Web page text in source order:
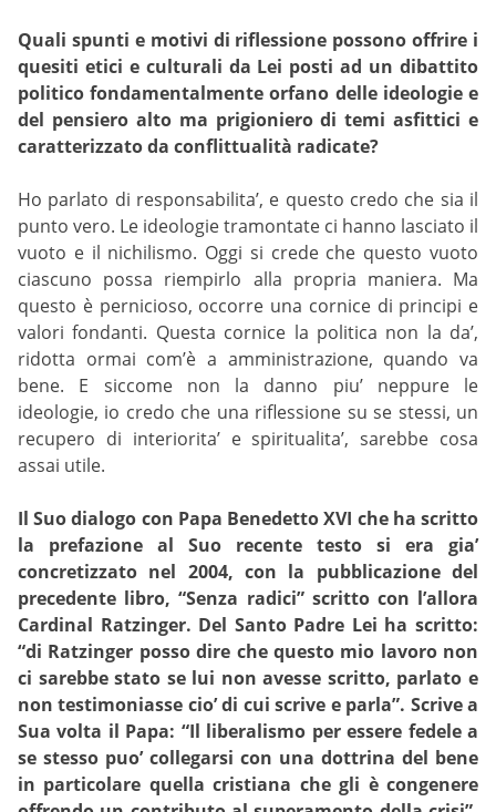
Quali spunti e motivi di riflessione possono offrire i
quesiti etici e culturali da Lei posti ad un dibattito
politico fondamentalmente orfano delle ideologie e
del pensiero alto ma prigioniero di temi asfittici e
caratterizzato da conflittualità radicate?
Ho parlato di responsabilita’, e questo credo che sia il
punto vero. Le ideologie tramontate ci hanno lasciato il
vuoto e il nichilismo. Oggi si crede che questo vuoto
ciascuno possa riempirlo alla propria maniera. Ma
questo è pernicioso, occorre una cornice di principi e
valori fondanti. Questa cornice la politica non la da’,
ridotta ormai com’è a amministrazione, quando va
bene. E siccome non la danno piu’ neppure le
ideologie, io credo che una riflessione su se stessi, un
recupero di interiorita’ e spiritualita’, sarebbe cosa
assai utile.
Il Suo dialogo con Papa Benedetto XVI che ha scritto
la prefazione al Suo recente testo si era gia’
concretizzato nel 2004, con la pubblicazione del
precedente libro, “Senza radici” scritto con l’allora
Cardinal Ratzinger. Del Santo Padre Lei ha scritto:
“di Ratzinger posso dire che questo mio lavoro non
ci sarebbe stato se lui non avesse scritto, parlato e
non testimoniasse cio’ di cui scrive e parla”. Scrive a
Sua volta il Papa: “Il liberalismo per essere fedele a
se stesso puo’ collegarsi con una dottrina del bene
in particolare quella cristiana che gli è congenere